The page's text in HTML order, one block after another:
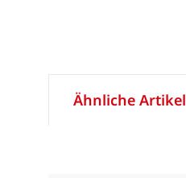
Ähnliche Artikel